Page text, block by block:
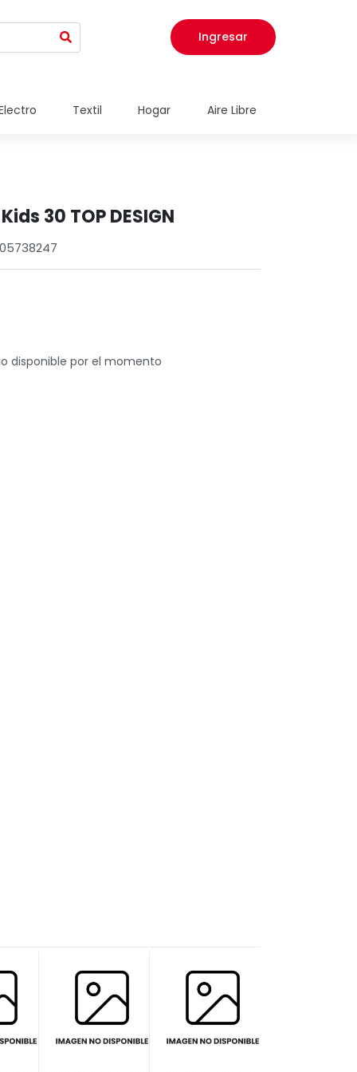
Ingresar
Textil Hogar Aire Libre
30 TOP DESIGN
disponible por el momento